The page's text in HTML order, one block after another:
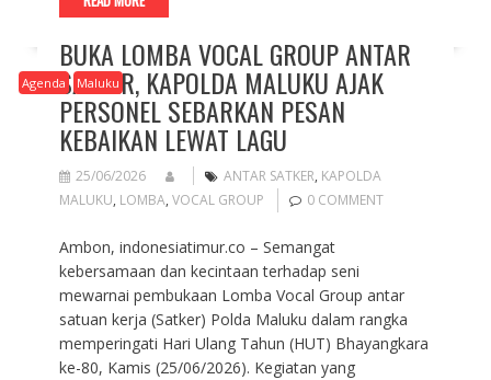
Agenda Maluku
BUKA LOMBA VOCAL GROUP ANTAR
SATKER, KAPOLDA MALUKU AJAK
PERSONEL SEBARKAN PESAN
KEBAIKAN LEWAT LAGU
25/06/2026 ANTAR SATKER, KAPOLDA
MALUKU, LOMBA, VOCAL GROUP 0 COMMENT
Ambon, indonesiatimur.co – Semangat
kebersamaan dan kecintaan terhadap seni
mewarnai pembukaan Lomba Vocal Group antar
satuan kerja (Satker) Polda Maluku dalam rangka
memperingati Hari Ulang Tahun (HUT) Bhayangkara
ke-80, Kamis (25/06/2026). Kegiatan yang